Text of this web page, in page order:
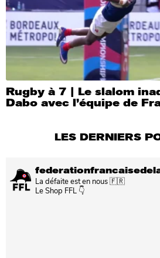
Rugby à 7 | Le slalom
Dabo avec l’équipe de
LES DERNIERS
La défaite est en nous 🇫🇷
Le Shop FFL 👇